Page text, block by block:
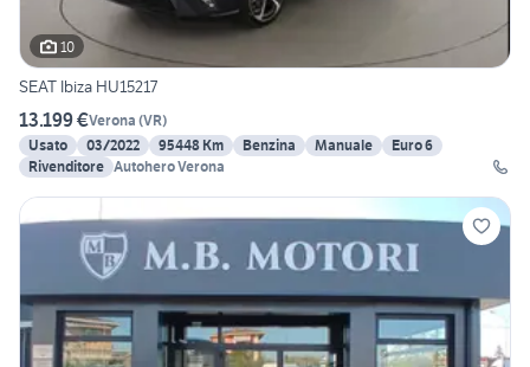
10
SEAT Ibiza HU15217
13.199 €Verona (VR)
Usato
03/2022 95448 Km Benzina Manuale
Euro 6
Rivenditore Autohero Verona